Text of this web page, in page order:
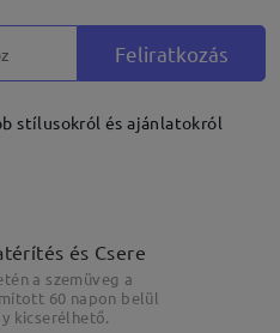
Feliratkozás
stílusokról és ajánlatokról
és Csere
a szemüveg a
60 napon belül
kicserélhető.